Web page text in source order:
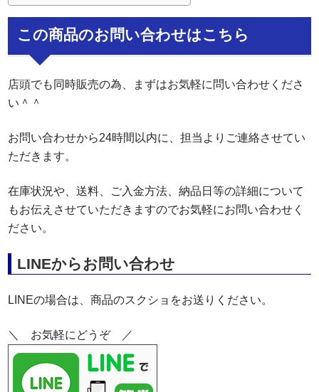
この商品のお問い合わせはこちら
店頭でも同時販売の為、まずはお気軽に問い合わせくださ
い＾＾
お問い合わせから24時間以内に、担当よりご連絡させてい
ただきます。
在庫状況や、送料、ご入金方法、納品日等の詳細について
もお伝えさせていただきますのでお気軽にお問い合わせく
ださい。
LINEからお問い合わせ
LINEの場合は、商品のスクショをお送りください。
＼ お気軽にどうぞ ／